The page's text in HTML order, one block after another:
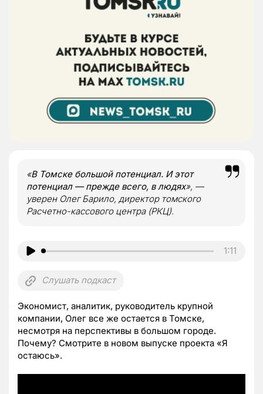
«В Томске большой потенциал. И этот
потенциал — прежде всего, в людях», —
уверен Олег Барило, директор томского
Расчетно-кассового центра (РКЦ).
1:11
Слушать подкаст
Экономист, аналитик, руководитель крупной
компании, Олег все же остается в Томске,
несмотря на перспективы в большом городе.
Почему? Смотрите в новом выпуске проекта «Я
остаюсь».